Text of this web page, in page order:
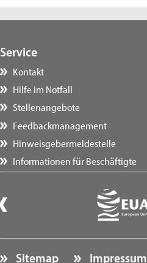
Service
Kontakt
Hilfe im Notfall
Stellenangebote
Feedbackmanagement
Hinweisgebermeldestelle
Informationen für Beschäftigte
Sitemap Impressum